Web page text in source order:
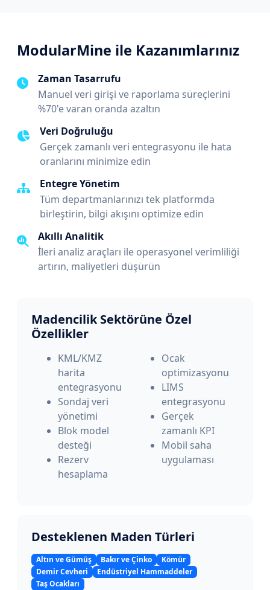
ModularMine ile Kazanımlarınız
Zaman Tasarrufu
Manuel veri girişi ve raporlama süreçlerini
%70'e varan oranda azaltın
Veri Doğruluğu
Gerçek zamanlı veri entegrasyonu ile hata
oranlarını minimize edin
Entegre Yönetim
Tüm departmanlarınızı tek platformda
birleştirin, bilgi akışını optimize edin
Akıllı Analitik
İleri analiz araçları ile operasyonel verimliliği
artırın, maliyetleri düşürün
Madencilik Sektörüne Özel
Özellikler
KML/KMZ
harita
entegrasyonu
Sondaj veri
yönetimi
Blok model
desteği
Rezerv
hesaplama
Ocak
optimizasyonu
LIMS
entegrasyonu
Gerçek
zamanlı KPI
Mobil saha
uygulaması
Desteklenen Maden Türleri
Altın ve Gümüş Bakır ve Çinko
Kömür
Demir Cevheri
Endüstriyel Hammaddeler
Taş Ocakları